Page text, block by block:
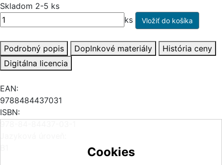
Skladom 2-5 ks
ks
Podrobný popis Doplnkové materiály
História ceny
Digitálna licencia
EAN:
9788484437031
ISBN:
Cookies